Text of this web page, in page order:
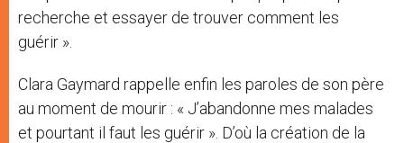
recherche et essayer de trouver comment les
guérir ».
Clara Gaymard rappelle enfin les paroles de son père
au moment de mourir : « J’abandonne mes malades
et pourtant il faut les guérir ». D’où la création de la